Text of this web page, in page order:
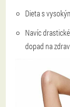
Dieta s
Navíc
dopad na